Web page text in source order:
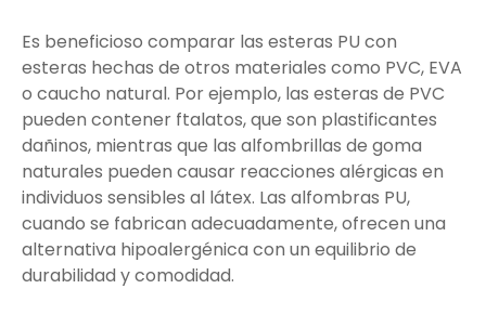
Es beneficioso comparar las esteras PU con
esteras hechas de otros materiales como PVC, EVA
o caucho natural. Por ejemplo, las esteras de PVC
pueden contener ftalatos, que son plastificantes
dañinos, mientras que las alfombrillas de goma
naturales pueden causar reacciones alérgicas en
individuos sensibles al látex. Las alfombras PU,
cuando se fabrican adecuadamente, ofrecen una
alternativa hipoalergénica con un equilibrio de
durabilidad y comodidad.